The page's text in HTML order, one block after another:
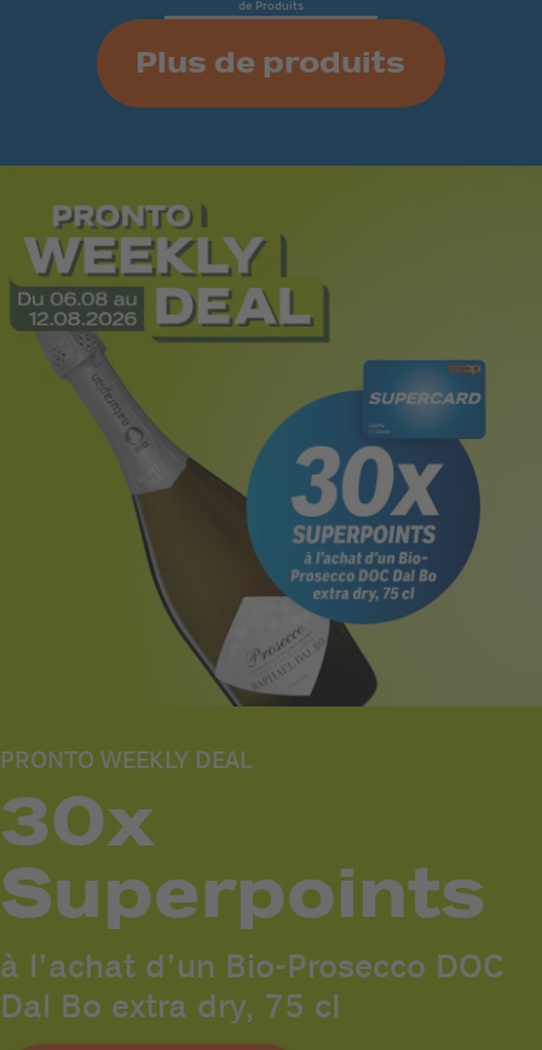
de Produits
Plus de produits
PRONTO WEEKLY DEAL
30x
Superpoints
à l’achat d’un Bio-Prosecco DOC
Dal Bo extra dry, 75 cl